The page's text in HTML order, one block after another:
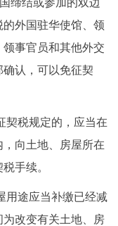
缔结或参加的双边
外国驻华使馆、领
事官员和其他外交
确认，可以免征契
税规定的，应当在
向土地、房屋所在
手续。
途应当补缴已经减
改变有关土地、房